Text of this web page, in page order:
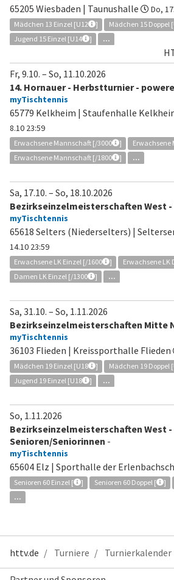
65205 Wiesbaden | Taunushalle Do,
Mädchen 13 Einzel [U12 ] Mädchen 15 Doppel
Jugend 15 Einzel [U14
] ...
Fr, 9.10. – So, 11.10.2026
14. Hornauer - Herbstturnier -
myTischtennis
65779 Kelkheim | Staufenhalle
8.10 23:59
Erwachsene Mannschaft [/3000 ] Erwachsene
Erwachsene Mannschaft [/1800
] ...
Sa, 17.10. – So, 18.10.2026
Bezirkseinzelmeisterschaften West
myTischtennis
65618 Selters (Niederselters) |
14.10 23:59
Erwachsene LK Einzel [/1600 ] Erwachsene LK
Damen LK Einzel [/1300
] ...
Sa, 31.10. – So, 1.11.2026
Bezirkseinzelmeisterschaften Mitte
myTischtennis
36103 Flieden | Kreissporthalle Flieden
Mädchen 19 Einzel [U18 ] Mädchen 19 Doppel
Jugend 19 Einzel [U18
] ...
So, 1.11.2026
Bezirkseinzelmeisterschaften West -
Senioren/Seniorinnen -
myTischtennis
65604 Elz | Sporthalle der
Senioren 60 Einzel [ ] Senioren 60 Doppel [ ]
...
httv.de Turniere Turnierkalender